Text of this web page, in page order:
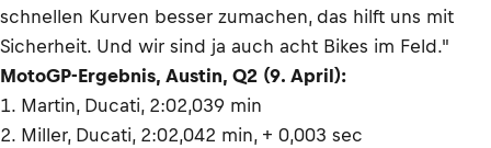
schnellen Kurven besser zumachen, das hilft uns mit
Sicherheit. Und wir sind ja auch acht Bikes im Feld."
MotoGP-Ergebnis, Austin, Q2 (9. April):
1. Martin, Ducati, 2:02,039 min
2. Miller, Ducati, 2:02,042 min, + 0,003 sec